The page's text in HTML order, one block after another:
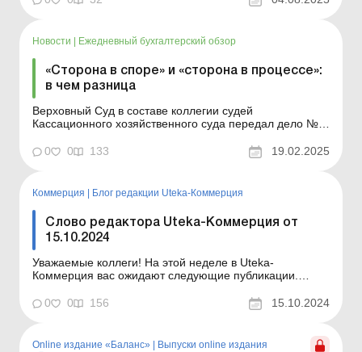
НН? Предлагаем ознак...
Новости | Ежедневный бухгалтерский обзор
«Сторона в споре» и «сторона в процессе»:
в чем разница
Верховный Суд в составе коллегии судей
Кассационного хозяйственного суда передал дело №
Верховного Суда, так как посчитал необходимым
отступить от вывода относительно применения
процессуального кодекса (далее – ...
0 0 133 19.02.2025
Коммерция Блог редакции Uteka-Коммерция
Слово редактора Uteka-Коммерция от
15.10.2024
Уважаемые коллеги! На этой неделе в Uteka-
Коммерция вас ожидают следующие публикации.
накладных и расчетов корректировки. С 25 сентября
ведения Единого реестра нал...
0 0 156 15.10.2024
Online издание «Баланс»
Выпуски online издания